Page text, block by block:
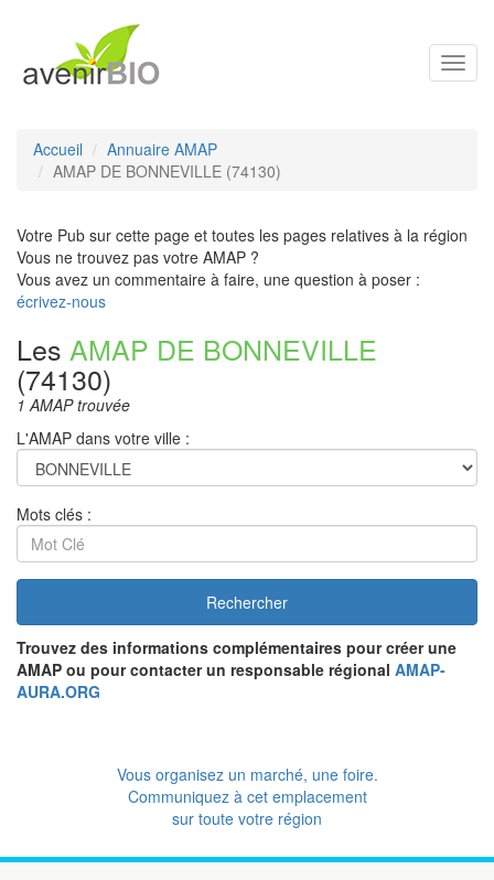
Accueil
Annuaire AMAP
AMAP DE BONNEVILLE (74130)
Votre Pub sur cette page et toutes les pages relatives à la région
Vous ne trouvez pas votre AMAP ?
Vous avez un commentaire à faire, une question à poser :
écrivez-nous
Les AMAP DE BONNEVILLE
(74130)
1 AMAP trouvée
L'AMAP dans votre ville :
Mots clés :
Rechercher
Trouvez des informations complémentaires pour créer une
AMAP ou pour contacter un responsable régional AMAP-
AURA.ORG
Vous organisez un marché, une foire.
Communiquez à cet emplacement
sur toute votre région